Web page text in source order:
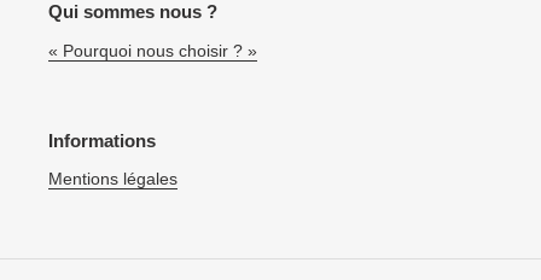
Qui sommes nous ?
« Pourquoi nous choisir ? »
Informations
Mentions légales